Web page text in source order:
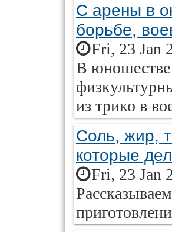
С арены в
борьбе,
Fri, 23 Jan
В
из трико в
Соль, жир,
которые
Fri, 23 Jan